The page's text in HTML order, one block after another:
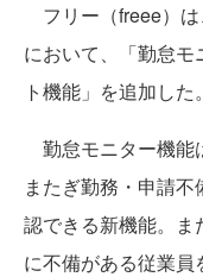
フリー（freee）は
において、「勤怠
ト機能」を追加した。
勤怠モニター機能
またぎ勤務・申請
認できる新機能。ま
に不備がある従業